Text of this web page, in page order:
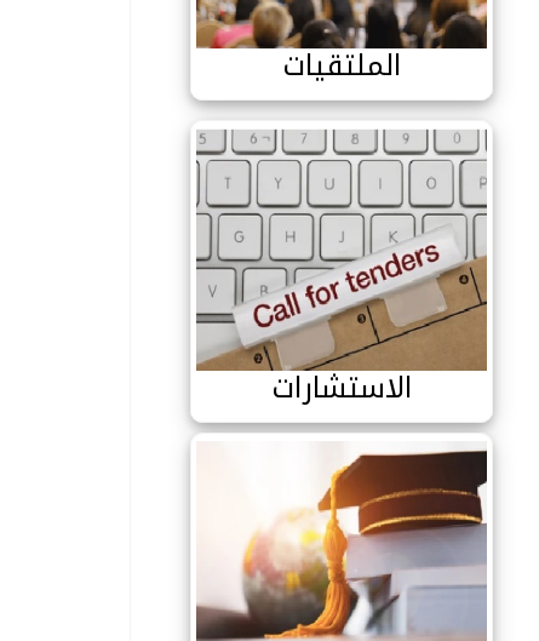
الملتقيات
الاستشارات
الاستشارات
المنح